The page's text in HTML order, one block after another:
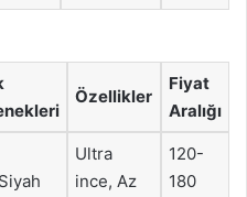
Özellikler
Fiyat
Aralığı
Ultra
ince, Az
120-
180